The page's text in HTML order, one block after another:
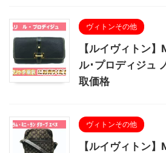
ヴィトンその他
【ルイヴィトン
ル･プロディジュ
取価格
ヴィトンその他
【ルイヴィトン